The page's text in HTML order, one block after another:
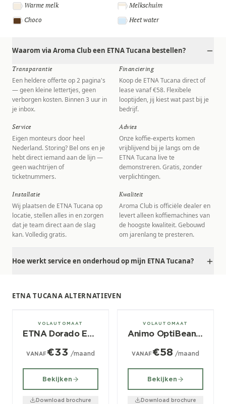
Warme melk
Melkschuim
Choco
Heet water
Waarom via Aroma Club een ETNA Tucana bestellen?
Transparantie
Een heldere offerte op 2 pagina's
— geen kleine lettertjes, geen
verborgen kosten. Binnen 3 uur in
je inbox.
Financiering
Koop de ETNA Tucana direct of
lease vanaf €58. Flexibele
looptijden, jij kiest wat past bij je
bedrijf.
Service
Eigen monteurs door heel
Nederland. Storing? Bel ons en je
hebt direct iemand aan de lijn —
geen wachtrijen of
ticketnummers.
Advies
Onze koffie-experts komen
vrijblijvend bij je langs om de
ETNA Tucana live te
demonstreren. Gratis, zonder
verplichtingen.
Installatie
Wij plaatsen de ETNA Tucana op
locatie, stellen alles in en zorgen
dat je team direct aan de slag
kan. Volledig gratis.
Kwaliteit
Aroma Club is officiële dealer en
levert alleen koffiemachines van
de hoogste kwaliteit. Gebouwd
om jarenlang te presteren.
Hoe werkt service en onderhoud op mijn ETNA Tucana?
ETNA TUCANA ALTERNATIEVEN
± 50/dag
VOLAUTOMAAT
ETNA Dorado Espresso Compact
VANAF€33 /maand
Bekijken
Download brochure
± 60/dag
VOLAUTOMAAT
Animo OptiBean 2 Touch
VANAF€58 /maand
Bekijken
Download brochure